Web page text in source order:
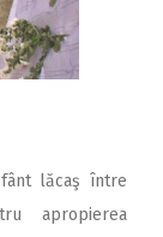
lăcaş între
apropierea